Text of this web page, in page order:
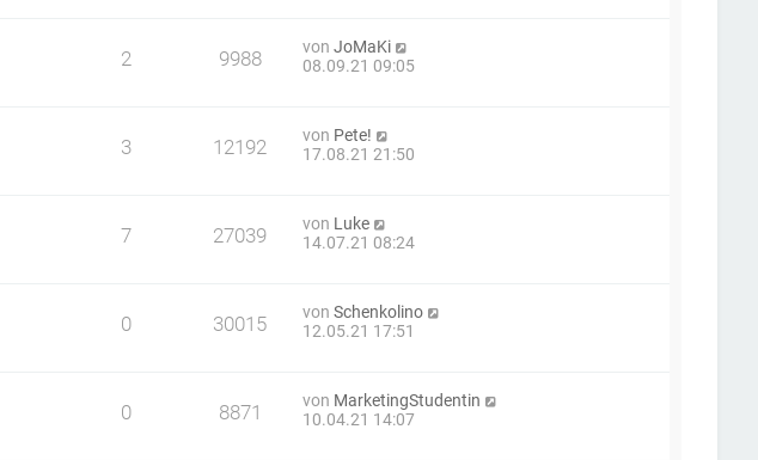
2 9988 vonJoMaKi
08.09.21 09:05
3 12192 von Pete!
17.08.21 21:50
7 27039 von Luke
14.07.21 08:24
0 30015 vonSchenkolino
12.05.21 17:51
0 8871 von MarketingStudentin
10.04.21 14:07